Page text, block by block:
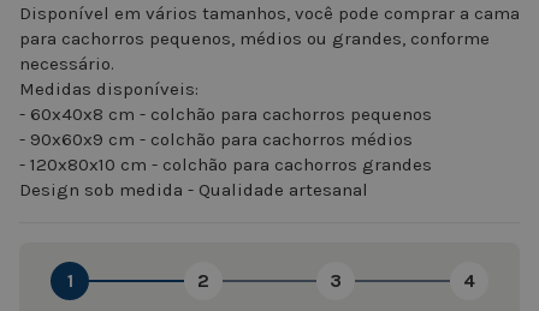
Disponível em vários tamanhos, você pode comprar a cama
para cachorros pequenos, médios ou grandes, conforme
necessário.
Medidas disponíveis:
- 60x40x8 cm - colchão para cachorros pequenos
- 90x60x9 cm - colchão para cachorros médios
- 120x80x10 cm - colchão para cachorros grandes
Design sob medida - Qualidade artesanal
1 2 3 4